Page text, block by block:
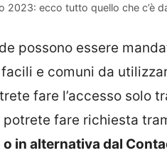
2023: ecco tutto quello che c’è
possono essere
e comuni da
fare l’accesso solo
potrete fare richiesta
in alternativa dal